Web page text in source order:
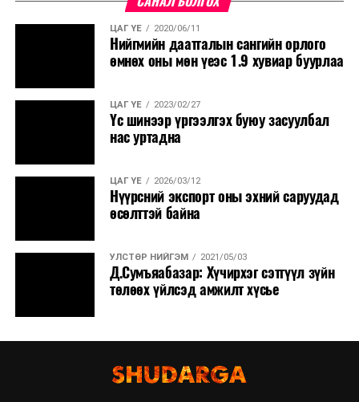
ЦАГ ҮЕ 2020/06/11
Нийгмийн даатгалын сангийн орлого
өмнөх оны мөн үеэс 1.9 хувиар буурлаа
ЦАГ ҮЕ 2023/02/27
Үс шинээр үргээлгэх буюу засуулбал
нас уртадна
ЦАГ ҮЕ 2026/03/12
Нүүрсний экспорт оны эхний саруудад
өсөлттэй байна
УЛСТӨР НИЙГЭМ 2021/05/03
Д.Сумъяабазар: Хүчирхэг сэтгүүл зүйн
төлөөх үйлсэд амжилт хүсье